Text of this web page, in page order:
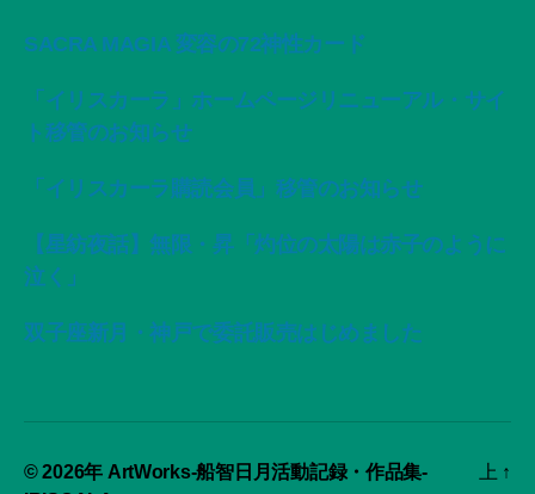
SACRA MAGIA 変容の72神性カード
「イリスカーラ」ホームページリニューアル・サイ
ト移管のお知らせ
「イリスカーラ購読会員」移管のお知らせ
【星紡夜話】無限・昇「灼位の太陽は赤子のように
泣く」
双子座新月・神戸で委託販売はじめました
© 2026年 ArtWorks-船智日月活動記録・作品集-
上 ↑